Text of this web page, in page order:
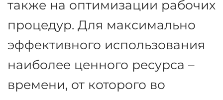
ситуация может измениться от
покоя к суматохе в любую
минуту.
По этой причине важно